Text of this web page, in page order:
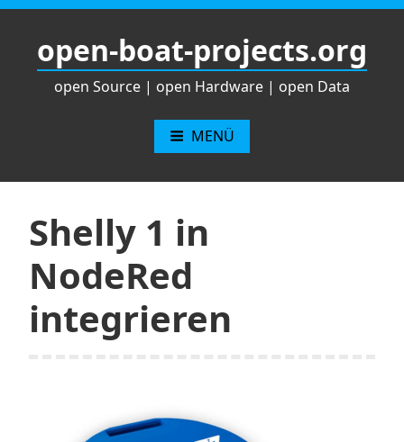
Zum
springenopen-boat-projects.org
open Source | open Hardware | open Data
MENÜ
Shelly 1 in
NodeRed
integrieren